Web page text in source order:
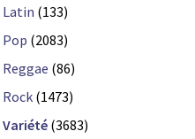
Latin (133)
Pop (2083)
Reggae (86)
Rock (1473)
Variété (3683)